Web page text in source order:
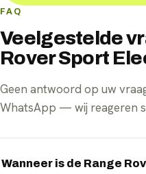
FAQ
Veelgestelde
Rover Sport
Geen antwoord op uw
WhatsApp — wij reageren
Wanneer is de Range